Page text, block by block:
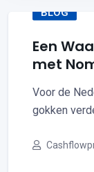
BLOG
Een
met
Voor de
gokken